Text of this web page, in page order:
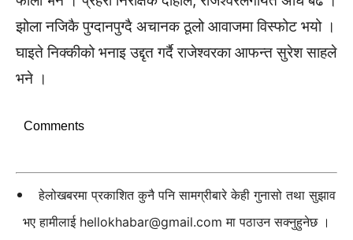
झोला नजिकै पुग्दानपुग्दै अचानक ठूलो आवाजमा विस्फोट भयो ।
घाइते निक्कीको भनाइ उद्दृत गर्दै राजेश्वरका आफन्त सुरेश साहले
भने ।
Comments
हेलोखबरमा प्रकाशित कुनै पनि सामग्रीबारे केही गुनासो तथा सुझाव
भए हामीलाई hellokhabar@gmail.com मा पठाउन सक्नुहुनेछ ।